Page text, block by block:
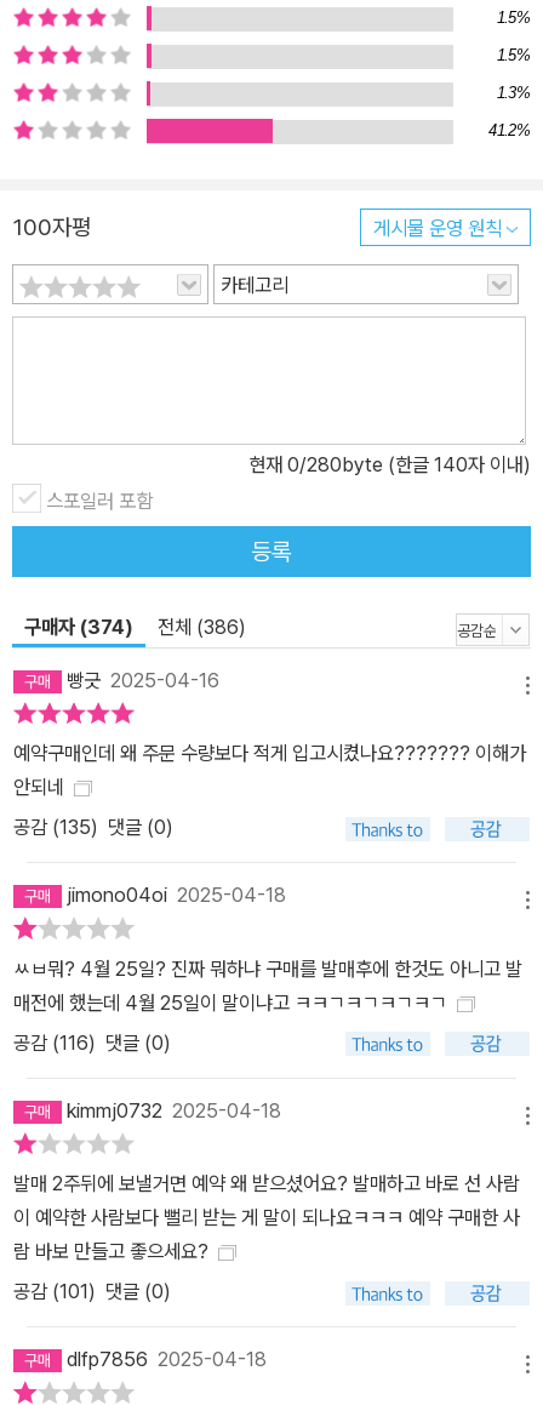
1.5%
1.5%
1.3%
41.2%
100자평 게시물 운영 원칙
카테고리
현재 0/280byte (한글 140자 이내)
스포일러 포함
등록
구매자 (374) 전체 (386)
빵긋 2025-04-16
예약구매인데 왜 주문 수량보다 적게 입고시켰나요??????? 이해가
안되네
공감 (135) 댓글 (0)
jimono04oi 2025-04-18
ㅆㅂ뭐? 4월 25일? 진짜 뭐하냐 구매를 발매후에 한것도 아니고 발
매전에 했는데 4월 25일이 말이냐고 ㅋㅋㄱㅋㄱㅋㄱㅋㄱ
공감 (116) 댓글 (0)
kimmj0732 2025-04-18
발매 2주뒤에 보낼거면 예약 왜 받으셨어요? 발매하고 바로 선 사람
이 예약한 사람보다 뻘리 받는 게 말이 되나요ㅋㅋㅋ 예약 구매한 사
람 바보 만들고 좋으세요?
공감 (101) 댓글 (0)
dlfp7856 2025-04-18